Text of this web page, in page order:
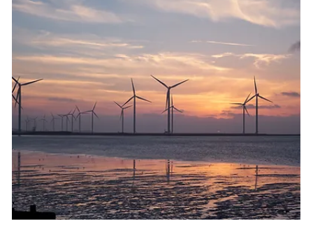
10 déc. 2021
Biomimétisme dans tous ses états
Cosmétique et biomimétisme : vers
une industrie naturelle et
responsable
Souvent pointé du doigt pour l’utilisation de substances
issues de la pétrochimie, le secteur de la cosmétique voit
dans le biomimétisme une opportunité de renouveler ses